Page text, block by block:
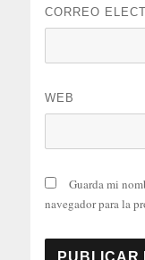
CORREO
WEB
Guarda mi
navegador para la